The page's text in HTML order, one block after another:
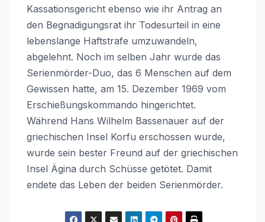
Kassationsgericht ebenso wie ihr Antrag an
den Begnadigungsrat ihr Todesurteil in eine
lebenslange Haftstrafe umzuwandeln,
abgelehnt. Noch im selben Jahr wurde das
Serienmörder-Duo, das 6 Menschen auf dem
Gewissen hatte, am 15. Dezember 1969 vom
Erschießungskommando hingerichtet.
Während Hans Wilhelm Bassenauer auf der
griechischen Insel Korfu erschossen wurde,
wurde sein bester Freund auf der griechischen
Insel Ägina durch Schüsse getötet. Damit
endete das Leben der beiden Serienmörder.